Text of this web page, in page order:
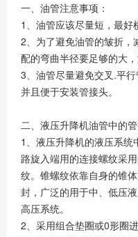
一、油管注意事项：
1、油管应该尽量短，最好
2、为了避免油管的皱折，
配的弯曲半径要足够的大
3、油管尽量避免交叉.平
并且便于安装管接头。
二、液压升降机油管中的
1、液压升降机的液压系
路旋入端用的连接螺纹采
纹。锥螺纹依靠自身的锥
封，广泛的用于中、低压
高压系统。
2、采用组合垫圈或0形圈